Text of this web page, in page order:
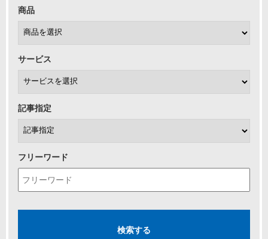
商品
サービス
記事指定
フリーワード